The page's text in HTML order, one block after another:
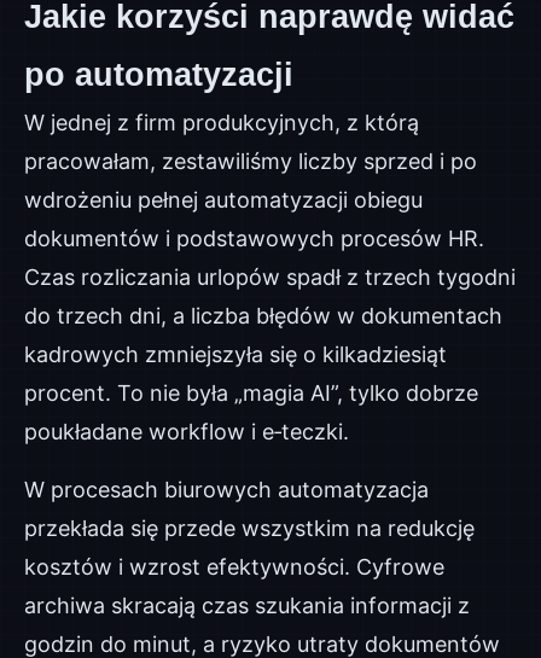
Jakie korzyści naprawdę widać
po automatyzacji
W jednej z firm produkcyjnych, z którą
pracowałam, zestawiliśmy liczby sprzed i po
wdrożeniu pełnej automatyzacji obiegu
dokumentów i podstawowych procesów HR.
Czas rozliczania urlopów spadł z trzech tygodni
do trzech dni, a liczba błędów w dokumentach
kadrowych zmniejszyła się o kilkadziesiąt
procent. To nie była „magia AI”, tylko dobrze
poukładane workflow i e‑teczki.
W procesach biurowych automatyzacja
przekłada się przede wszystkim na redukcję
kosztów i wzrost efektywności. Cyfrowe
archiwa skracają czas szukania informacji z
godzin do minut, a ryzyko utraty dokumentów